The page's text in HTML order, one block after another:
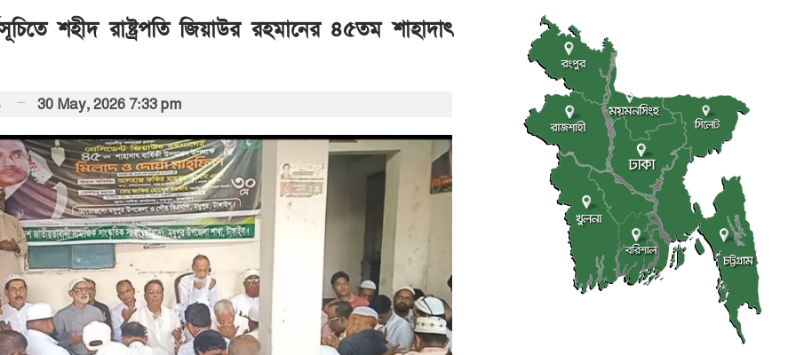
শহীদ রাষ্ট্রপতি জিয়াউর রহমানের ৪৫তম শাহাদাৎ
30 May, 2026 7:33 pm
এক দিনে ৪০ হিজবুল্লাহ
ইসরায়েলের
আর্কাইভ থেকে
অন্তর্বর্তী সরকারের সময়ের
অধ্যাদেশ সংসদে উপস্থাপন
করা হবে
আর্কাইভ থেকে
প্রধানমন্ত্রীর সঙ্গে সৌদি